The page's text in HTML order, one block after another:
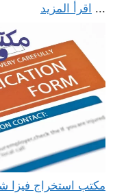
... اقرأ المزيد